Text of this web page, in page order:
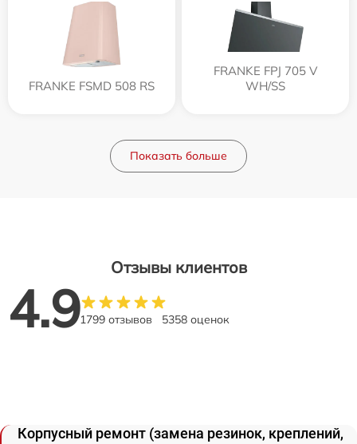
FRANKE FSMD 508 RS
FRANKE FPJ 705 V
WH/SS
Показать больше
Отзывы клиентов
4.91799 отзывов 5358 оценок
Корпусный ремонт (замена резинок, креплений,